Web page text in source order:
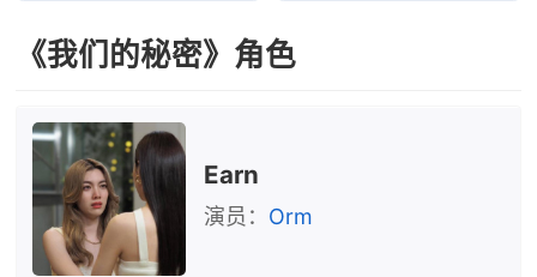
《我们的秘密》角色
Earn
演员： Orm